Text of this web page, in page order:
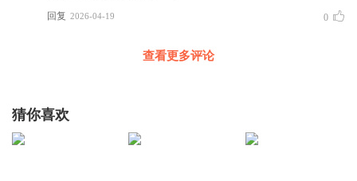
回复 2026-04-19 0
查看更多评论
猜你喜欢